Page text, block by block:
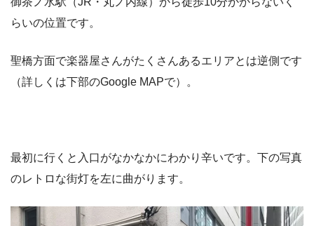
らいの位置です。
聖橋方面で楽器屋さんがたくさんあるエリアとは逆側です
（詳しくは下部のGoogle MAPで）。
最初に行くと入口がなかなかにわかり辛いです。下の写真
のレトロな街灯を左に曲がります。